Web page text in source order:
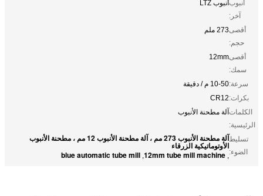
أنبوب
آخر:
أنبوب LTZ
أقصى
حجم:
273 ملم
أقصى
سمك:
12mm
سرعة:10-50 م / دقيقة
بكرات:CR12
الكلمات
الرئيسية:
آلة مطحنة الأنبوب
تسليط
الضوء:
آلة مطحنة الأنبوب 273 مم ، آلة مطحنة الأنبوب 12 مم ، مطحنة الأنبوب
الأوتوماتيكية الزرقاء
,
12mm tube mill machine
,
blue automatic tube mill